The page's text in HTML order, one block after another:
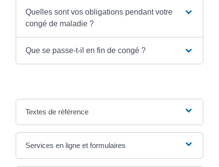
Quelles sont vos obligations pendant votre
congé de maladie ?
Que se passe-t-il en fin de congé ?
Textes de référence
Services en ligne et formulaires